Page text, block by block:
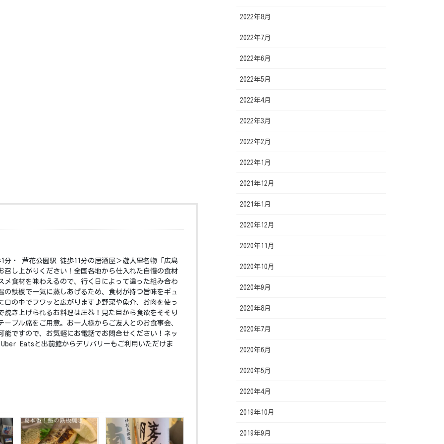
・ 芦花公園駅 徒歩11分の居酒屋＞遊人里名物「広島
召し上がりください！全国各地から仕入れた自慢の食材
メ食材を味わえるので、行く日によって違った組み合わ
鉄板で一気に蒸しあげるため、食材が持つ旨味をギュ
口の中でフワッと広がります♪野菜や魚介、お肉を使っ
焼き上げられるお料理は圧巻！見た目から食欲をそそり
ーブル席をご用意。お一人様からご友人とのお食事会、
能ですので、お気軽にお電話でお問合せください！ネッ
Eatsと出前館からデリバリーもご利用いただけま
2022年8月
2022年7月
2022年6月
2022年5月
2022年4月
2022年3月
2022年2月
2022年1月
2021年12月
2021年1月
2020年12月
2020年11月
2020年10月
2020年9月
2020年8月
2020年7月
2020年6月
2020年5月
2020年4月
2019年10月
2019年9月